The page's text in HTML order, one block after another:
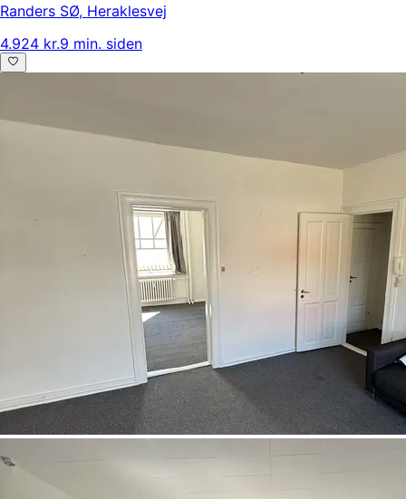
Randers SØ, Heraklesvej
4.924 kr.9 min. siden